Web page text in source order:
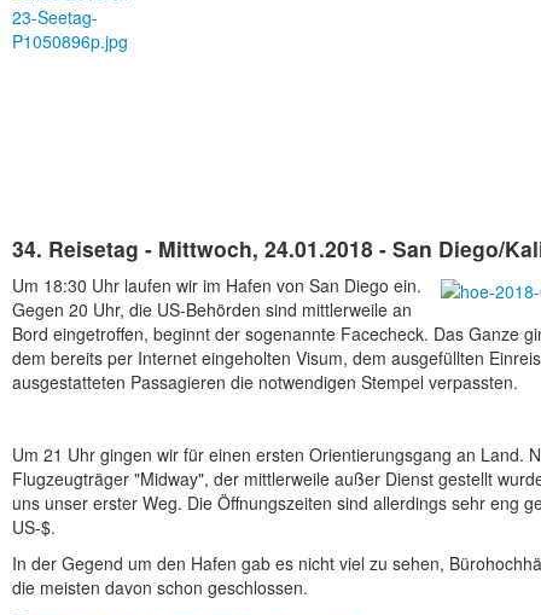
34. Reisetag - Mittwoch, 24.01.2018 - San Diego/
Um 18:30 Uhr laufen wir im Hafen von San Diego ein.
Gegen 20 Uhr, die US-Behörden sind mittlerweile an
Bord eingetroffen, beginnt der sogenannte Facecheck. Das Ganze
dem bereits per Internet eingeholten Visum, dem ausgefüllten
ausgestatteten Passagieren die notwendigen Stempel verpassten.
Um 21 Uhr gingen wir für einen ersten Orientierungsgang an Land.
Flugzeugträger "Midway", der mittlerweile außer Dienst gestellt
uns unser erster Weg. Die Öffnungszeiten sind allerdings sehr eng
US-$.
In der Gegend um den Hafen gab es nicht viel zu sehen,
die meisten davon schon geschlossen.